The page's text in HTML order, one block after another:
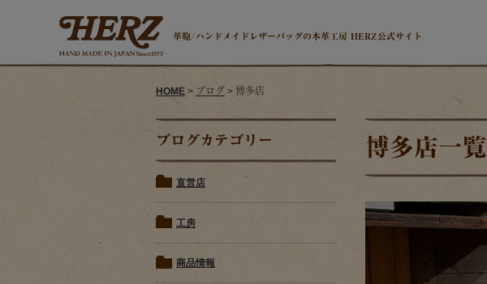
革鞄/ハンドメイドレザーバッグの本革工房 HERZ公式サイト
HOME > ブログ > 博多店
ブログカテゴリー
直営店
工房
商品情報
博多店一覧